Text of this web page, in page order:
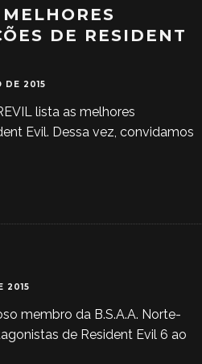
DE RESIDENT
DE 2015
lista as melhores
Evil. Dessa vez, convidamos
2015
membro da B.S.A.A. Norte-
de Resident Evil 6 ao